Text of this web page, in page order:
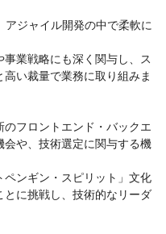
アジャイル開発の中で柔軟に
業戦略にも深く関与し、ス
い裁量で業務に取り組みま
フロントエンド・バックエ
会や、技術選定に関与する機
ンギン・スピリット」文化
に挑戦し、技術的なリーダ